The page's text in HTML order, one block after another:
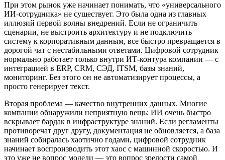
При этом рынок уже начинает понимать, что «универсального
ИИ-сотрудника» не существует. Это была одна из главных
иллюзий первой волны внедрений. Если не ограничить
сценарии, не выстроить архитектуру и не подключить
систему к корпоративным данным, все быстро превращается в
дорогой чат с нестабильными ответами. Цифровой сотрудник
нормально работает только внутри ИТ-контура компании — с
интеграцией в ERP, CRM, СЭД, ITSM, базы знаний,
мониторинг. Без этого он не автоматизирует процессы, а
просто генерирует текст.
Вторая проблема — качество внутренних данных. Многие
компании обнаружили неприятную вещь: ИИ очень быстро
вскрывает бардак в инфраструктуре знаний. Если регламенты
противоречат друг другу, документация не обновляется, а база
знаний собиралась хаотично годами, цифровой сотрудник
начинает воспроизводить этот хаос с машинной скоростью. И
это уже не вопрос модели — это вопрос зрелости самой